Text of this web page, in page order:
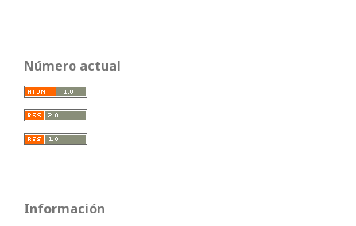
Número actual
Información